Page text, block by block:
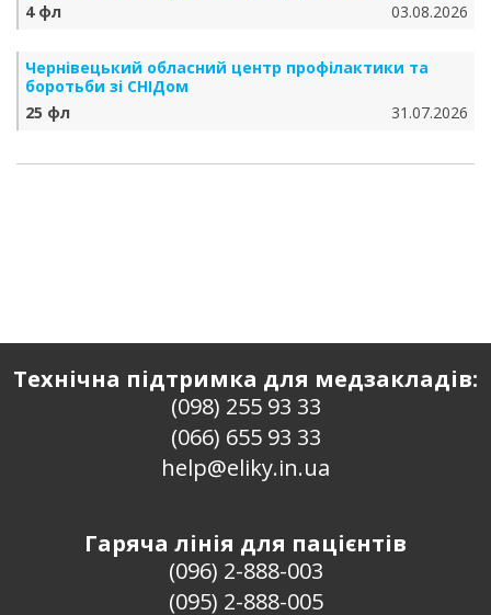
4 фл
03.08.2026
Чернівецький обласний центр профілактики та
боротьби зі СНІДом
25 фл
31.07.2026
Технічна підтримка для медзакладів:
(098) 255 93 33
(066) 655 93 33
help@eliky.in.ua
Гаряча лінія для пацієнтів
(096) 2-888-003
(095) 2-888-005